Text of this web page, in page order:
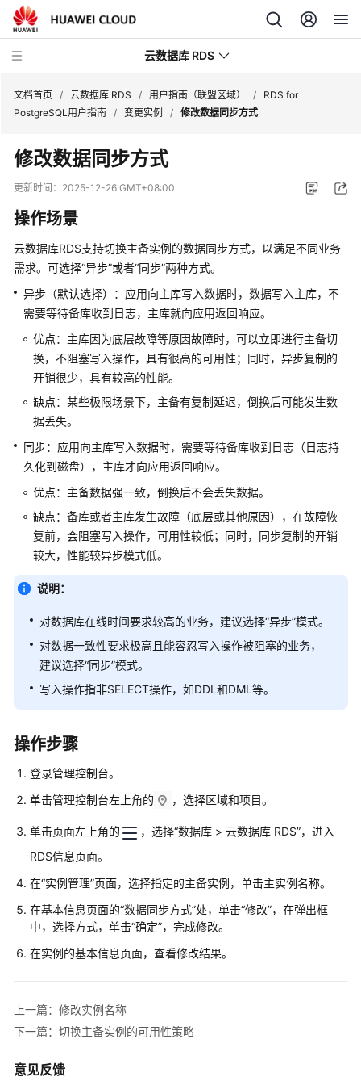
云数据库 RDS
产
介
绍
计
费
说
明
快
速
入
门
内
核
介
绍
用
指
最
佳
实
践
能
白
皮
书
API
参
SDK
参
考
见
问
题
故
文档首页 / 云数据库 RDS / 用户指南（联盟区域） /
RDS for
PostgreSQL用户指南 / 变更实例 / 修改数据同步方式
修改数据同步方式
更新时间： 2025-12-26 GMT+08:00
操作场景
云数据库RDS支持切换主备实例的数据同步方式，以满足不同业务
需求。可选择“异步”或者“同步”两种方式。
异步（默认选择）：应用向主库写入数据时，数据写入主库，不
需要等待备库收到日志，主库就向应用返回响应。
优点：主库因为底层故障等原因故障时，可以立即进行主备切
换，不阻塞写入操作，具有很高的可用性；同时，异步复制的
开销很少，具有较高的性能。
缺点：某些极限场景下，主备有复制延迟，倒换后可能发生数
据丢失。
同步：应用向主库写入数据时，需要等待备库收到日志（日志持
久化到磁盘），主库才向应用返回响应。
优点：主备数据强一致，倒换后不会丢失数据。
缺点：备库或者主库发生故障（底层或其他原因），在故障恢
复前，会阻塞写入操作，可用性较低；同时，同步复制的开销
较大，性能较异步模式低。
说明：
对数据库在线时间要求较高的业务，建议选择“异步”模式。
对数据一致性要求极高且能容忍写入操作被阻塞的业务，
建议选择“同步”模式。
写入操作指非SELECT操作，如DDL和DML等。
操作步骤
登录管理控制台。
单击管理控制台左上角的
，选择区域和项目。
单击页面左上角的
，选择“数据库 > 云数据库 RDS”，进入
RDS信息页面。
在“实例管理”页面，选择指定的主备实例，单击主实例名称。
在基本信息页面的“数据同步方式”处，单击“修改”，在弹出框
中，选择方式，单击“确定”，完成修改。
在实例的基本信息页面，查看修改结果。
上一篇：修改实例名称
下一篇：切换主备实例的可用性策略
意见反馈